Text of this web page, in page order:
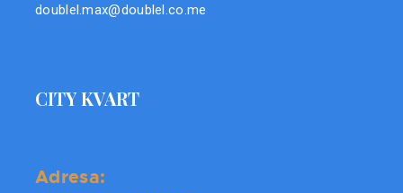
doublel.max@doublel.co.me
CITY KVART
Adresa: